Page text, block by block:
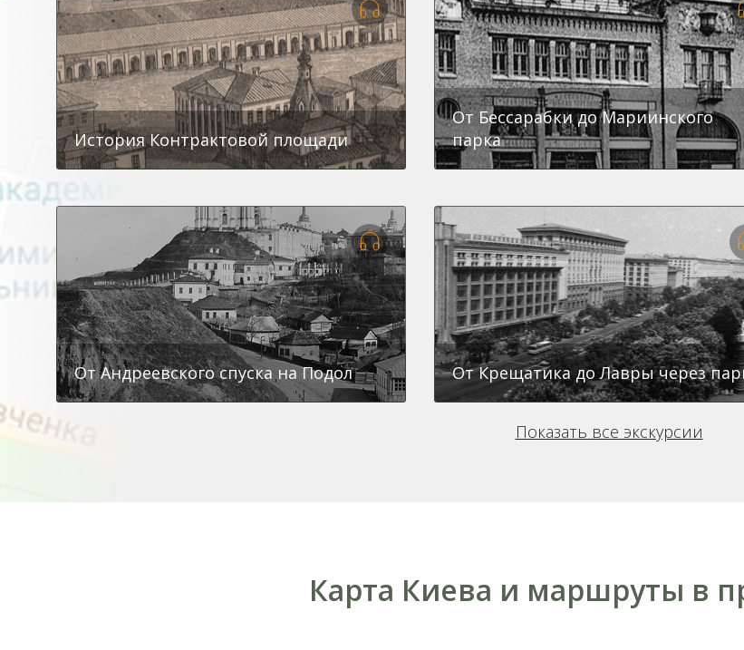
История Контрактовой площади
От Бессарабки до Мариинского
парка
От Андреевского спуска на Подол От Крещатика до Лавры через
От ЖД вокзала до Софии Киевской
Показать все экскурсии
Карта Киева и маршруты в